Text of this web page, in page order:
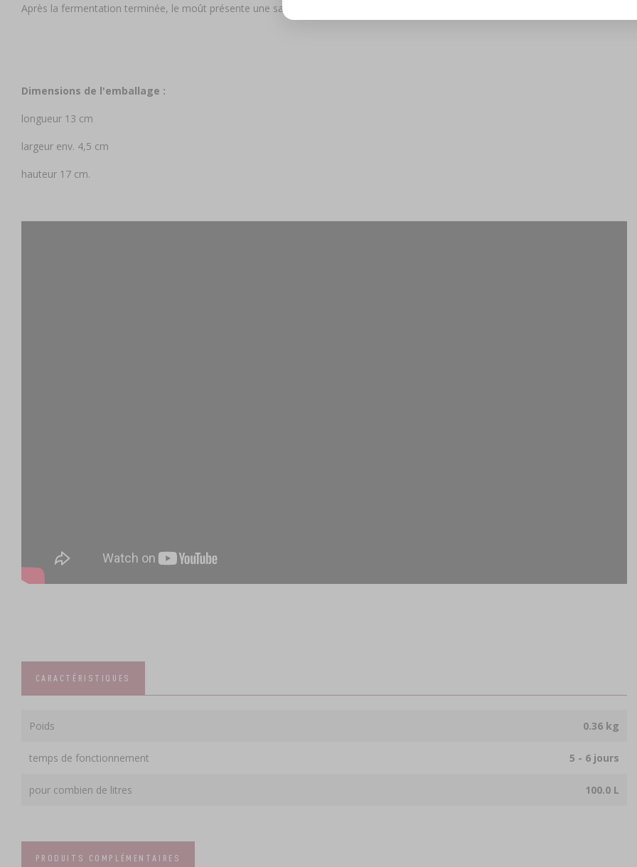
Après la fermentation terminée, le moût présente une saveur légèrement sucrée, liée au glycérol produit par les levures.
Dimensions de l'emballage :
longueur 13 cm
largeur env. 4,5 cm
hauteur 17 cm.
CARACTÉRISTIQUES
Poids 0.36 kg
temps de fonctionnement 5 - 6 jours
pour combien de litres 100.0 L
PRODUITS COMPLÉMENTAIRES